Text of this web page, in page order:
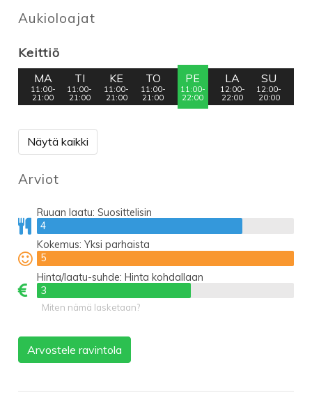
Aukioloajat
Keittiö
MA
11:00-
21:00
TI
11:00-
21:00
KE
11:00-
21:00
TO
11:00-
21:00
PE
11:00-
22:00
LA
12:00-
22:00
SU
12:00-
20:00
Näytä kaikki
Arviot
Ruuan laatu:Suosittelisin
4
4
Kokemus:Yksi parhaista
5
5
Hinta/laatu-suhde:Hinta kohdallaan
3
3
Miten nämä lasketaan?
Arvostele ravintola